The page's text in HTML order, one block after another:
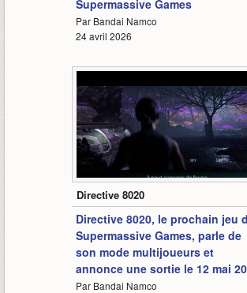
Supermassive Games
Par Bandai Namco
24 avril 2026
Directive 8020
Directive 8020, le prochain jeu
Supermassive Games, parle de
son mode multijoueurs et
annonce une sortie le 12 mai
Par Bandai Namco